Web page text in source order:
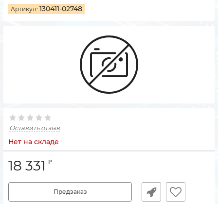
Артикул: 130411-02748
Оставить отзыв
Нет на складе
18 331 ₽
Предзаказ